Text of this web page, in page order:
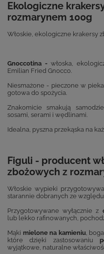
Ekologiczne
rozmarynem 100g
Włoskie, ekologiczne krakersy
Gnoccotina -włoska,
Emilian Fried Gnocco.
Niesmażone - pieczone w
gotowa do spożycia.
Znakomicie smakują
sosami, serami i wędlinami.
Idealna, pyszna przekąska na
Figuli - producent
zbożowych z
Włoskie wypieki
starannie dobranych ze
Przygotowywane wyłącznie z
lub lekko rafinowanych,
Mąki mielone na kamieniu,
które dzięki zastosowaniu
wyjątkowe, naturalne